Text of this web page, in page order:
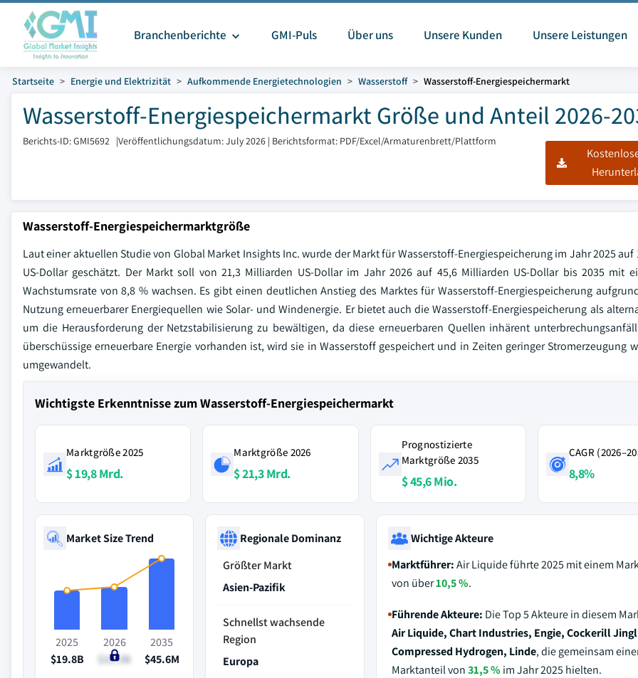
Branchenberichte GMI-Puls Über uns Unsere Kunden Unsere Leistungen
Startseite Energie und Elektrizität Aufkommende Energietechnologien Wasserstoff Wasserstoff-Energiespeichermarkt
Wasserstoff-Energiespeichermarkt Größe und Anteil 2026-
Berichts-ID: GMI5692 |Veröffentlichungsdatum: July 2026 | Berichtsformat: PDF/Excel/Armaturenbrett/Plattform
Wasserstoff-Energiespeichermarktgröße
Laut einer aktuellen Studie von Global Market Insights Inc. wurde der Markt für Wasserstoff-Energiespeicherung im Jahr 2025 auf
US-Dollar geschätzt. Der Markt soll von 21,3 Milliarden US-Dollar im Jahr 2026 auf 45,6 Milliarden US-Dollar bis 2035 mit
Wachstumsrate von 8,8 % wachsen. Es gibt einen deutlichen Anstieg des Marktes für Wasserstoff-Energiespeicherung
Nutzung erneuerbarer Energiequellen wie Solar- und Windenergie. Er bietet auch die Wasserstoff-Energiespeicherung als
um die Herausforderung der Netzstabilisierung zu bewältigen, da diese erneuerbaren Quellen inhärent
überschüssige erneuerbare Energie vorhanden ist, wird sie in Wasserstoff gespeichert und in Zeiten geringer Stromerzeugung
umgewandelt.
Wichtigste Erkenntnisse zum Wasserstoff-Energiespeichermarkt
Marktgröße 2025
$ 19,8 Mrd.
Marktgröße 2026
$ 21,3 Mrd.
Prognostizierte
Marktgröße 2035
$ 45,6 Mio.
CAGR
8,8%
Market Size Trend
2025
$19.8B
2026
$21.3B
2035
$45.6M
Regionale Dominanz
Größter Markt
Asien-Pazifik
Schnellst wachsende
Region
Europa
Wichtige Akteure
Marktführer:Air Liquide führte 2025 mit einem
von über10,5 %.
Führende Akteure: Die Top 5 Akteure in diesem
Air Liquide, Chart Industries, Engie, Cockerill
Compressed Hydrogen, Linde, die gemeinsam
Marktanteil von31,5 % im Jahr 2025 hielten.